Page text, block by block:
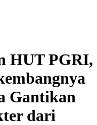
HUT PGRI,
Gantikan
dari